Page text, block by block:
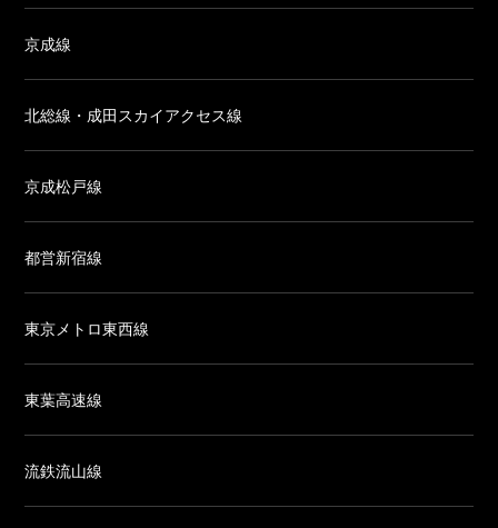
京成線
北総線・成田スカイアクセス線
京成松戸線
都営新宿線
東京メトロ東西線
東葉高速線
流鉄流山線